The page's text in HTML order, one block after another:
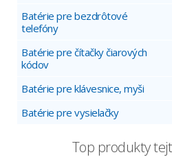
Batérie pre bezdrôtové
telefóny
Batérie pre čítačky čiarových
kódov
Batérie pre klávesnice, myši
Batérie pre vysielačky
Top produkty